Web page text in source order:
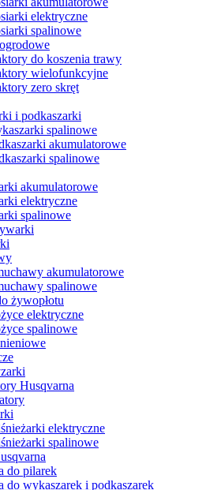
elektryczne
spalinowe
do koszenia trawy
wielofunkcyjne
zero skręt
i podkaszarki
spalinowe
akumulatorowe
spalinowe
akumulatorowe
elektryczne
spalinowe
akumulatorowe
spalinowe
żywopłotu
elektryczne
spalinowe
Husqvarna
elektryczne
spalinowe
do pilarek
do wykaszarek i podkaszarek